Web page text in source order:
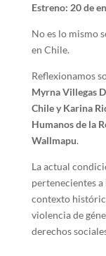
Estreno: 20 de
No es lo mismo
en Chile.
Reflexionamos
Myrna Villegas
Chile y Karina
Humanos de la
Wallmapu.
La actual
pertenecientes
contexto
violencia de
derechos